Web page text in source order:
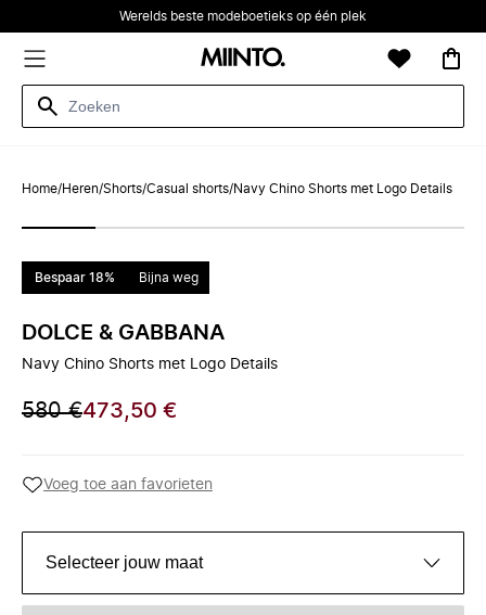
Werelds beste modeboetieks op één plek
Home/Heren/Shorts/Casual shorts/Navy Chino Shorts met Logo Details
Bespaar 18% Bijna weg
DOLCE & GABBANA
Navy Chino Shorts met Logo Details
580 €473,50 €
Voeg toe aan favorieten
Selecteer jouw maat